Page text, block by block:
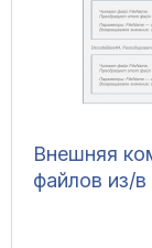
Внешняя
файлов из/в